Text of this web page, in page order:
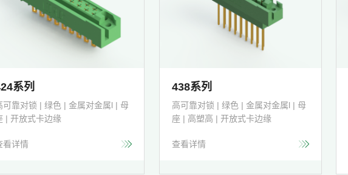
系列
可靠对锁 | 绿色 | 金属对金属l | 母
| 开放式卡边缘
看详情
438系列
高可靠对锁 | 绿色 | 金属对金属l | 母
座 | 高塑高 | 开放式卡边缘
查看详情